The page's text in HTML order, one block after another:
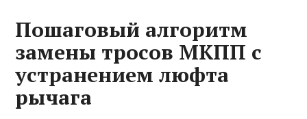
Пошаговый алгоритм
замены тросов МКПП с
устранением люфта
рычага